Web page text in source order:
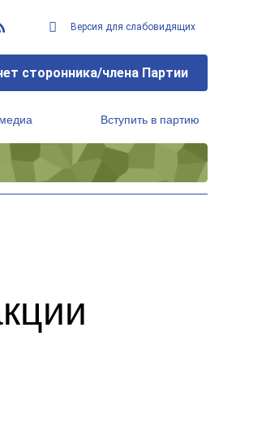
Версия для слабовидящих
сторонника/члена Партии
Вступить в партию